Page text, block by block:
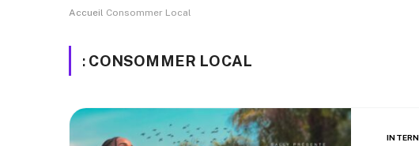
Accueil Consommer Local
: CONSOMMER LOCAL